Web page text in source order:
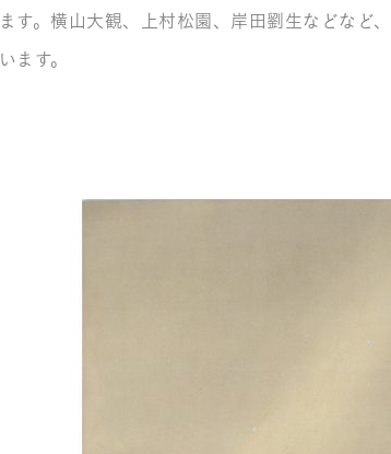
ます。横山大観、上村松園、岸田劉生などなど
います。